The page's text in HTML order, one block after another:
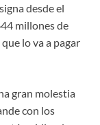
desde el
millones de
lo va a pagar
gran molestia
con los